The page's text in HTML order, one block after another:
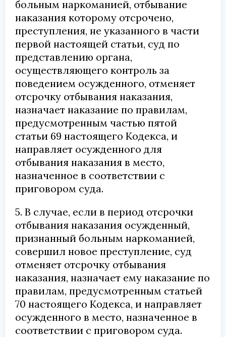
больным наркоманией, отбывание
наказания которому отсрочено,
преступления, не указанного в части
первой настоящей статьи, суд по
представлению органа,
осуществляющего контроль за
поведением осужденного, отменяет
отсрочку отбывания наказания,
назначает наказание по правилам,
предусмотренным частью пятой
статьи 69 настоящего Кодекса, и
направляет осужденного для
отбывания наказания в место,
назначенное в соответствии с
приговором суда.
5. В случае, если в период отсрочки
отбывания наказания осужденный,
признанный больным наркоманией,
совершил новое преступление, суд
отменяет отсрочку отбывания
наказания, назначает ему наказание по
правилам, предусмотренным статьей
70 настоящего Кодекса, и направляет
осужденного в место, назначенное в
соответствии с приговором суда.